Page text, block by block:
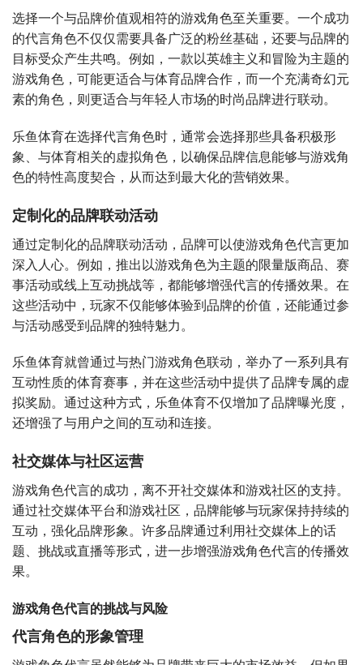
选择一个与品牌价值观相符的游戏角色至关重要。一个成功
的代言角色不仅仅需要具备广泛的粉丝基础，还要与品牌的
目标受众产生共鸣。例如，一款以英雄主义和冒险为主题的
游戏角色，可能更适合与体育品牌合作，而一个充满奇幻元
素的角色，则更适合与年轻人市场的时尚品牌进行联动。
乐鱼体育在选择代言角色时，通常会选择那些具备积极形
象、与体育相关的虚拟角色，以确保品牌信息能够与游戏角
色的特性高度契合，从而达到最大化的营销效果。
定制化的品牌联动活动
通过定制化的品牌联动活动，品牌可以使游戏角色代言更加
深入人心。例如，推出以游戏角色为主题的限量版商品、赛
事活动或线上互动挑战等，都能够增强代言的传播效果。在
这些活动中，玩家不仅能够体验到品牌的价值，还能通过参
与活动感受到品牌的独特魅力。
乐鱼体育就曾通过与热门游戏角色联动，举办了一系列具有
互动性质的体育赛事，并在这些活动中提供了品牌专属的虚
拟奖励。通过这种方式，乐鱼体育不仅增加了品牌曝光度，
还增强了与用户之间的互动和连接。
社交媒体与社区运营
游戏角色代言的成功，离不开社交媒体和游戏社区的支持。
通过社交媒体平台和游戏社区，品牌能够与玩家保持持续的
互动，强化品牌形象。许多品牌通过利用社交媒体上的话
题、挑战或直播等形式，进一步增强游戏角色代言的传播效
果。
游戏角色代言的挑战与风险
代言角色的形象管理